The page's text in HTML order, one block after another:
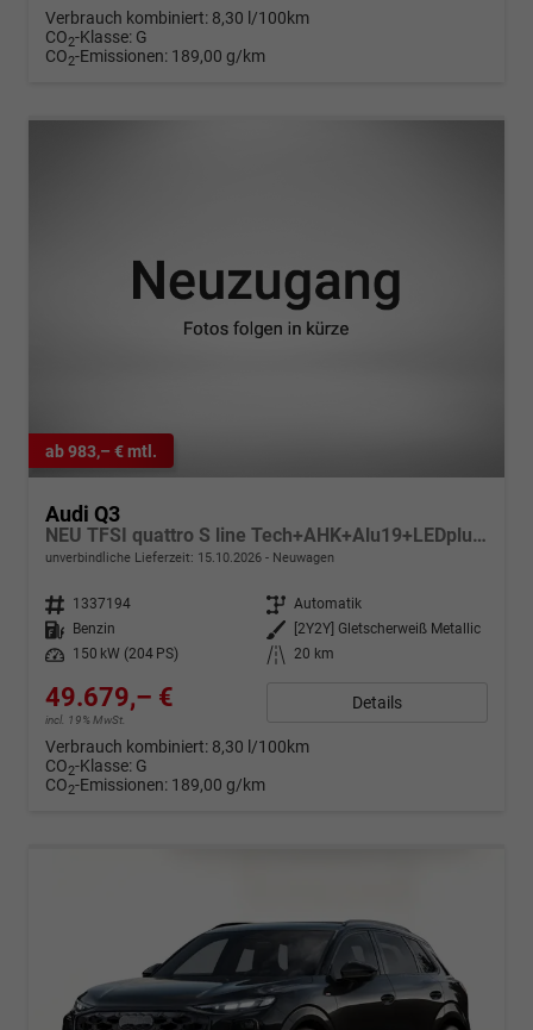
Verbrauch kombiniert: 8,30 l/100km
CO2-Klasse: G
CO2-Emissionen: 189,00 g/km
ab 983,– € mtl.
Audi Q3
NEU TFSI quattro S line Tech+AHK+Alu19+LEDplus+KlimaPlus+ExtSchwarz
unverbindliche Lieferzeit: 15.10.2026 Neuwagen
Fahrzeugnr. 1337194 Getriebe Automatik
Kraftstoff
Benzin Außenfarbe
[2Y2Y] Gletscherweiß Metallic
Leistung
150 kW (204 PS) Kilometerstand 20 km
49.679,– €
incl. 19% MwSt.
Details
Verbrauch kombiniert: 8,30 l/100km
CO2-Klasse: G
CO2-Emissionen: 189,00 g/km